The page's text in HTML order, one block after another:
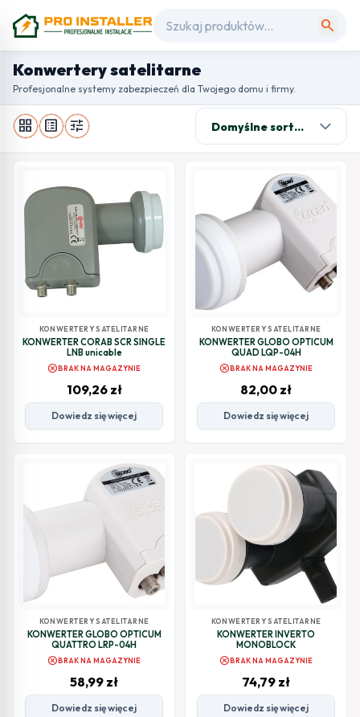
search
Konwertery satelitarne
Profesjonalne systemy zabezpieczeń dla Twojego domu i firmy.
grid_view list_alt tune
KONWERTERY SATELITARNE
KONWERTER CORAB SCR SINGLE
LNB unicable
cancelBRAK NA MAGAZYNIE
109,26 zł
Dowiedz się więcej
KONWERTERY SATELITARNE
KONWERTER GLOBO OPTICUM
QUAD LQP-04H
cancelBRAK NA MAGAZYNIE
82,00 zł
Dowiedz się więcej
KONWERTERY SATELITARNE
KONWERTER GLOBO OPTICUM
QUATTRO LRP-04H
cancelBRAK NA MAGAZYNIE
58,99 zł
Dowiedz się więcej
KONWERTERY SATELITARNE
KONWERTER INVERTO
MONOBLOCK
cancelBRAK NA MAGAZYNIE
74,79 zł
Dowiedz się więcej